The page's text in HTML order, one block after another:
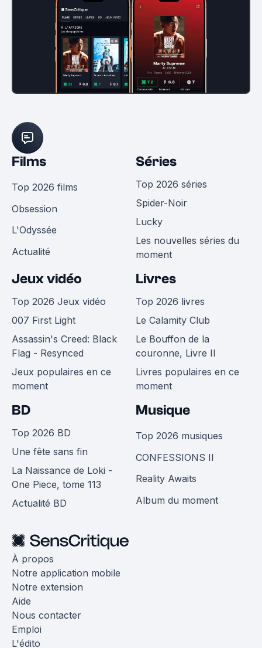
Films
Top 2026 films
Obsession
L'Odyssée
Actualité
Séries
Top 2026 séries
Spider-Noir
Lucky
Les nouvelles séries du
moment
Jeux vidéo
Top 2026 Jeux vidéo
007 First Light
Assassin's Creed: Black
Flag - Resynced
Jeux populaires en ce
moment
Livres
Top 2026 livres
Le Calamity Club
Le Bouffon de la
couronne, Livre II
Livres populaires en ce
moment
BD
Top 2026 BD
Une fête sans fin
La Naissance de Loki -
One Piece, tome 113
Actualité BD
Musique
Top 2026 musiques
CONFESSIONS II
Reality Awaits
Album du moment
À propos
Notre application mobile
Notre extension
Aide
Nous contacter
Emploi
L'édito